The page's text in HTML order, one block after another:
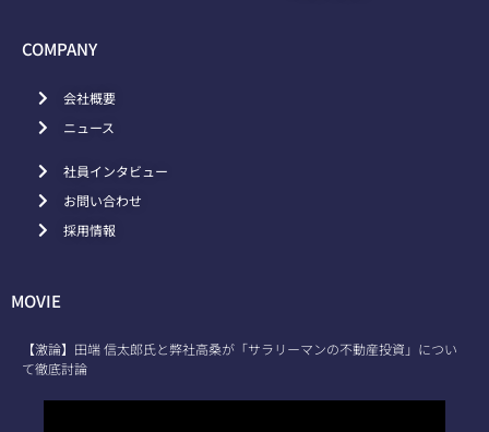
COMPANY
会社概要
ニュース
社員インタビュー
お問い合わせ
採用情報
MOVIE
【激論】田端 信太郎氏と弊社高桑が「サラリーマンの不動産投資」につい
て徹底討論